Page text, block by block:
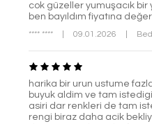
cok güzeller yumuşacık bir
ben bayıldım fiyatına
**** **** 09.01.2026
harika bir urun ustume
buyuk aldim ve tam
asiri dar renkleri de tam
rengi biraz daha acik